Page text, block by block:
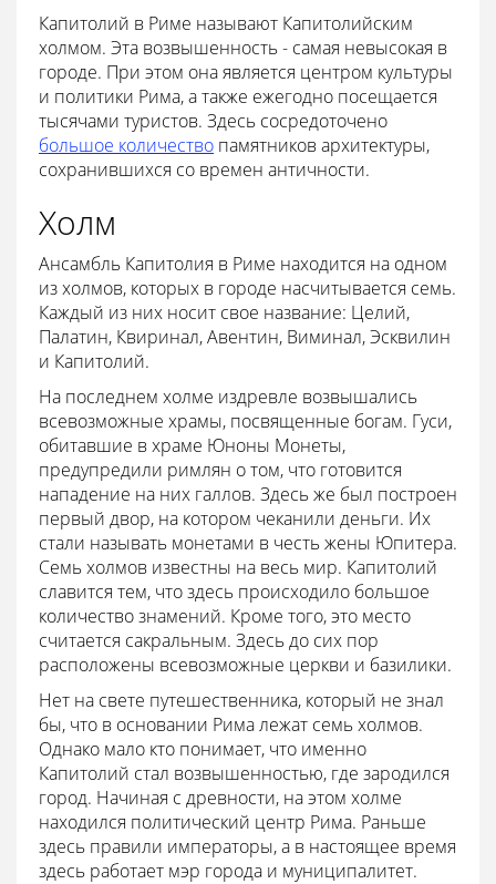
Капитолий в Риме называют Капитолийским
холмом. Эта возвышенность - самая невысокая в
городе. При этом она является центром культуры
и политики Рима, а также ежегодно посещается
тысячами туристов. Здесь сосредоточено
большое количество памятников архитектуры,
сохранившихся со времен античности.
Холм
Ансамбль Капитолия в Риме находится на одном
из холмов, которых в городе насчитывается семь.
Каждый из них носит свое название: Целий,
Палатин, Квиринал, Авентин, Виминал, Эсквилин
и Капитолий.
На последнем холме издревле возвышались
всевозможные храмы, посвященные богам. Гуси,
обитавшие в храме Юноны Монеты,
предупредили римлян о том, что готовится
нападение на них галлов. Здесь же был построен
первый двор, на котором чеканили деньги. Их
стали называть монетами в честь жены Юпитера.
Семь холмов известны на весь мир. Капитолий
славится тем, что здесь происходило большое
количество знамений. Кроме того, это место
считается сакральным. Здесь до сих пор
расположены всевозможные церкви и базилики.
Нет на свете путешественника, который не знал
бы, что в основании Рима лежат семь холмов.
Однако мало кто понимает, что именно
Капитолий стал возвышенностью, где зародился
город. Начиная с древности, на этом холме
находился политический центр Рима. Раньше
здесь правили императоры, а в настоящее время
здесь работает мэр города и муниципалитет.